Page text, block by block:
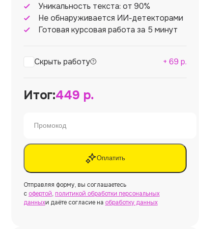
Уникальность текста: от 90%
Не обнаруживается ИИ-детекторами
Готовая курсовая работа за 5 минут
Скрыть работу + 69 р.
Итог:449 р.
Оплатить
Отправляя форму, вы соглашаетесь
с офертой, политикой обработки персональных
данныхи даёте согласие на обработку данных